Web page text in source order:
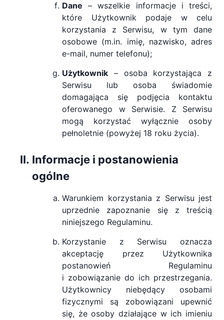
Dane – wszelkie informacje i treści,
które Użytkownik podaje w celu
korzystania z Serwisu, w tym dane
osobowe (m.in. imię, nazwisko, adres
e-mail, numer telefonu);
Użytkownik – osoba korzystająca z
Serwisu lub osoba świadomie
domagająca się podjęcia kontaktu
oferowanego w Serwisie. Z Serwisu
mogą korzystać wyłącznie osoby
pełnoletnie (powyżej 18 roku życia).
Informacje i postanowienia
ogólne
Warunkiem korzystania z Serwisu jest
uprzednie zapoznanie się z treścią
niniejszego Regulaminu.
Korzystanie z Serwisu oznacza
akceptację przez Użytkownika
postanowień Regulaminu
i zobowiązanie do ich przestrzegania.
Użytkownicy niebędący osobami
fizycznymi są zobowiązani upewnić
się, że osoby działające w ich imieniu